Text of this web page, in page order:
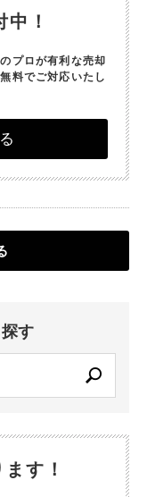
！
プロが有利な売却
料でご対応いたし
す
す！